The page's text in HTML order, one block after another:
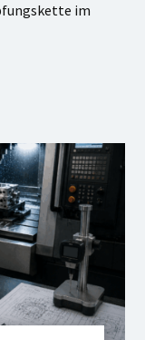
im